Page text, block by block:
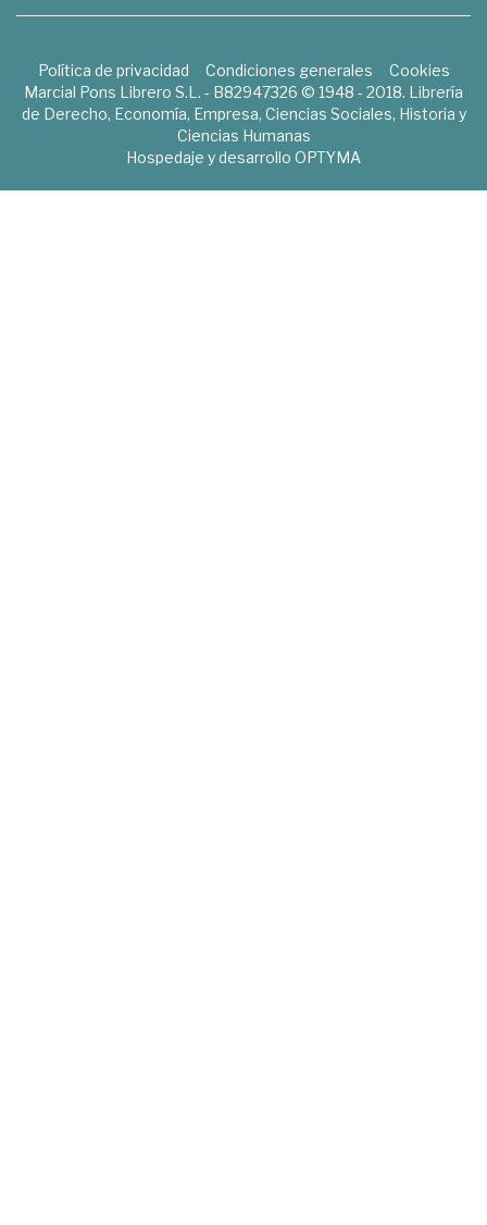
Política de privacidad Condiciones generales
Cookies
Marcial Pons Librero S.L. - B82947326 © 1948 - 2018. Librería
de Derecho, Economía, Empresa, Ciencias Sociales, Historia y
Ciencias Humanas
Hospedaje y desarrollo OPTYMA